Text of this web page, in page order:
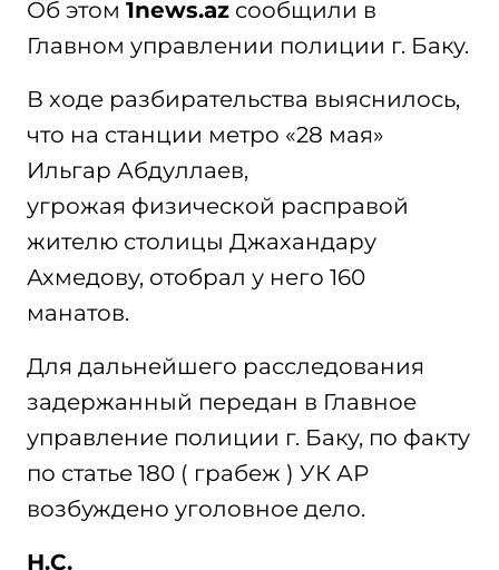
Об этом 1news.az сообщили в
Главном управлении полиции г. Баку.
В ходе разбирательства выяснилось,
что на станции метро «28 мая»
Ильгар Абдуллаев,
угрожая физической расправой
жителю столицы Джахандару
Ахмедову, отобрал у него 160
манатов.
Для дальнейшего расследования
задержанный передан в Главное
управление полиции г. Баку, по факту
по статье 180 ( грабеж ) УК АР
возбуждено уголовное дело.
Н.С.